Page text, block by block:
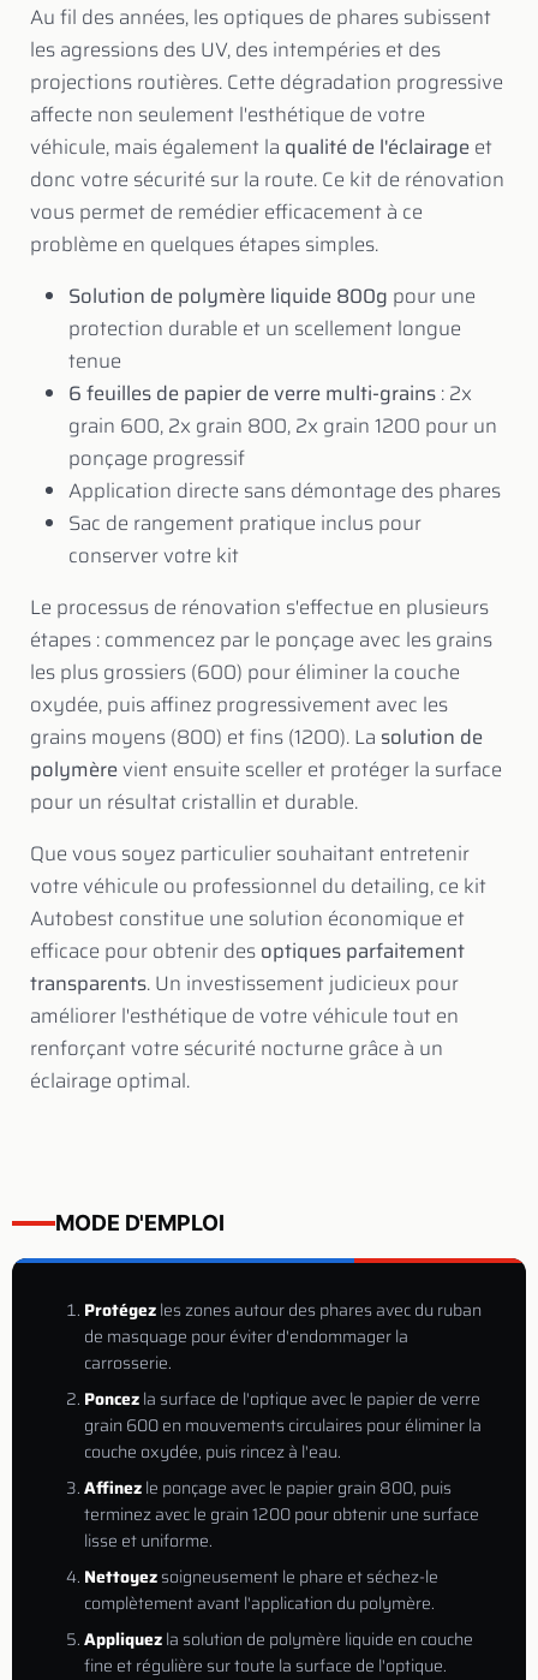
Au fil des années, les optiques de phares subissent
les agressions des UV, des intempéries et des
projections routières. Cette dégradation progressive
affecte non seulement l'esthétique de votre
véhicule, mais également la qualité de l'éclairageet
donc votre sécurité sur la route. Ce kit de rénovation
vous permet de remédier efficacement à ce
problème en quelques étapes simples.
Solution de polymère liquide 800g pour une
protection durable et un scellement longue
tenue
6 feuilles de papier de verre multi-grains: 2x
grain 600, 2x grain 800, 2x grain 1200 pour un
ponçage progressif
Application directe sans démontage des phares
Sac de rangement pratique inclus pour
conserver votre kit
Le processus de rénovation s'effectue en plusieurs
étapes : commencez par le ponçage avec les grains
les plus grossiers (600) pour éliminer la couche
oxydée, puis affinez progressivement avec les
grains moyens (800) et fins (1200). La solution de
polymèrevient ensuite sceller et protéger la surface
pour un résultat cristallin et durable.
Que vous soyez particulier souhaitant entretenir
votre véhicule ou professionnel du detailing, ce kit
Autobest constitue une solution économique et
efficace pour obtenir desoptiques parfaitement
transparents. Un investissement judicieux pour
améliorer l'esthétique de votre véhicule tout en
renforçant votre sécurité nocturne grâce à un
éclairage optimal.
MODE D'EMPLOI
Protégezles zones autour des phares avec du ruban
de masquage pour éviter d'endommager la
carrosserie.
Poncezla surface de l'optique avec le papier de verre
grain 600 en mouvements circulaires pour éliminer la
couche oxydée, puis rincez à l'eau.
Affinezle ponçage avec le papier grain 800, puis
terminez avec le grain 1200 pour obtenir une surface
lisse et uniforme.
Nettoyezsoigneusement le phare et séchez-le
complètement avant l'application du polymère.
Appliquezla solution de polymère liquide en couche
fine et régulière sur toute la surface de l'optique.